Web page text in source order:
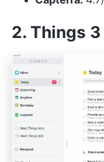
2. Things 3